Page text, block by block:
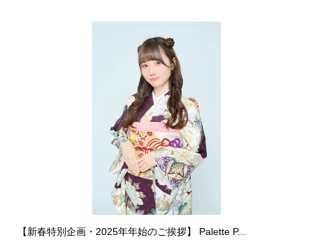
【新春特別企画・2025年年始のご挨拶】 Palette P...